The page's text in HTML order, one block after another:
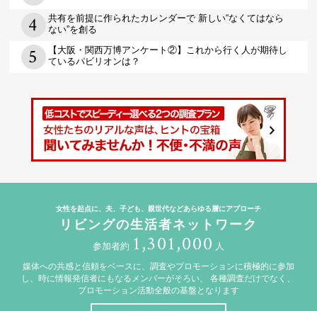
共有を前提に作られたカレンダーで 新しい“なくてはなら
ない”を創る
【大阪・関西万博アンケート②】これから行く人が期待し
ているパビリオンは？
女性を起点に、夫、子ども、親世代などあらゆる層にアプローチ
リビングの生活者ネットワーク
参加者約 1,301,000 人
媒体への共感と信頼をベースに、調査やプロモーションに積極的に参加
し、時に情報発信者にもなるメンバーがそろい、
各種調査だけでなく、
プロモーション活動全般の基盤となります